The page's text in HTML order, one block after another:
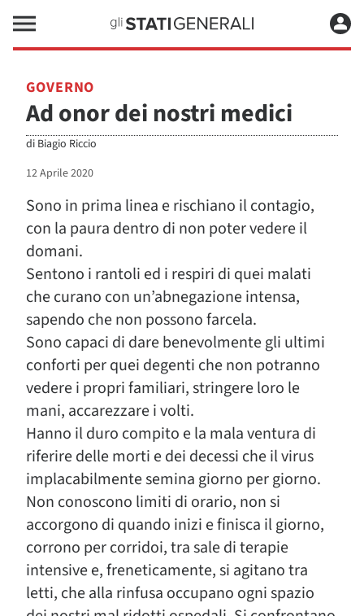
GOVERNO
Ad onor dei nostri medici
di Biagio Riccio
12 Aprile 2020
Sono in prima linea e rischiano il contagio,
con la paura dentro di non poter vedere il
domani.
Sentono i rantoli ed i respiri di quei malati
che curano con un’abnegazione intensa,
sapendo che non possono farcela.
Sono capaci di dare benevolmente gli ultimi
conforti per quei degenti che non potranno
vedere i propri familiari, stringere loro le
mani, accarezzare i volti.
Hanno il duro compito e la mala ventura di
riferire delle morti e dei decessi che il virus
implacabilmente semina giorno per giorno.
Non conoscono limiti di orario, non si
accorgono di quando inizi e finisca il giorno,
corrono per corridoi, tra sale di terapie
intensive e, freneticamente, si agitano tra
letti, che alla rinfusa occupano ogni spazio